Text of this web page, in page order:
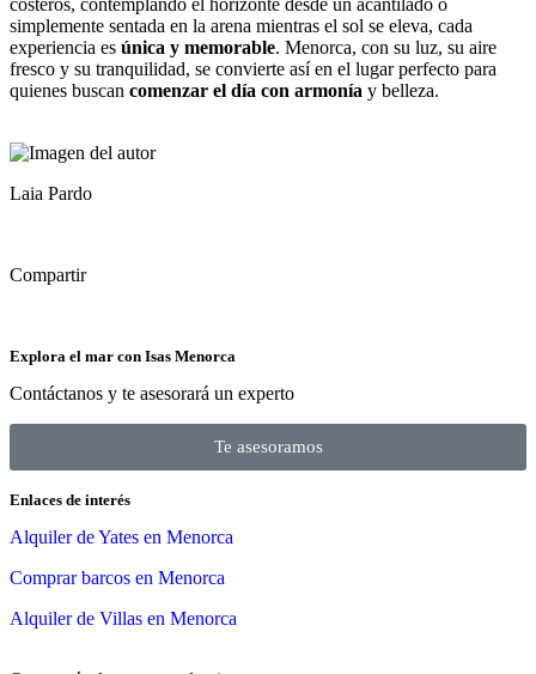
simplemente sentada en la arena mientras el sol se eleva, cada
experiencia es única y memorable. Menorca, con su luz, su aire
fresco y su tranquilidad, se convierte así en el lugar perfecto para
quienes buscan comenzar el día con armonía y belleza.
Laia Pardo
Compartir
Explora el mar con Isas Menorca
Contáctanos y te asesorará un experto
Te asesoramos
Enlaces de interés
Alquiler de Yates en Menorca
Comprar barcos en Menorca
Alquiler de Villas en Menorca